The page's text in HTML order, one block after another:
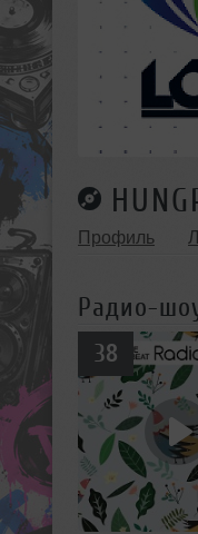
Профиль
Радио-
38